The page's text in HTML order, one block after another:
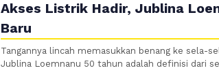
Akses Listrik Hadir, Jublina
Baru
Tangannya lincah memasukkan benang ke sela-
Jublina Loemnanu 50 tahun adalah definisi dari